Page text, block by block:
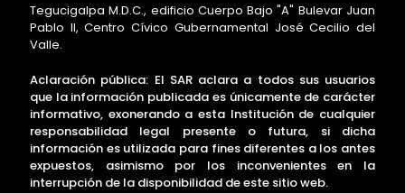
Tegucigalpa M.D.C., edificio Cuerpo Bajo "A" Bulevar Juan
Pablo II, Centro Cívico Gubernamental José Cecilio del
Valle.
Aclaración pública: El SAR aclara a todos sus usuarios
que la información publicada es únicamente de carácter
informativo, exonerando a esta Institución de cualquier
responsabilidad legal presente o futura, si dicha
información es utilizada para fines diferentes a los antes
expuestos, asimismo por los inconvenientes en la
interrupción de la disponibilidad de este sitio web.